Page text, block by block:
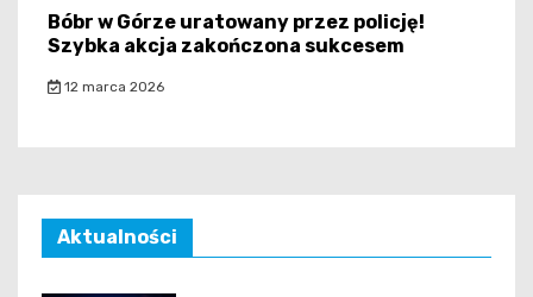
Bóbr w Górze uratowany przez policję!
Szybka akcja zakończona sukcesem
12 marca 2026
Aktualności